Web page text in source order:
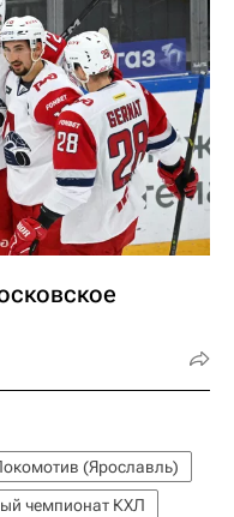
(Ярославль)
чемпионат КХЛ